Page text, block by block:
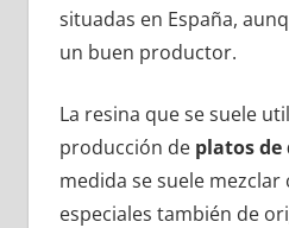
situadas en España,
un buen productor.
La resina que se suele
producción de platos de
medida se suele
especiales también de